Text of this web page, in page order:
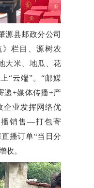
源县邮政分公司
栏目、源树农
大米、地瓜、花
“云端”。“邮媒
递+媒体传播+产
企业发挥网络优
销售—打包寄
播订单“当日分
收。